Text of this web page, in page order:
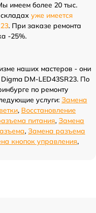
имеем более 20 тыс.
уже имеется
. При заказе ремонта
-25%.
наших мастеров - они
DM-LED43SR23. По
по ремонту
услуги: Замена
, Восстановление
питания, Замена
, Замена разъема
кнопок управления,